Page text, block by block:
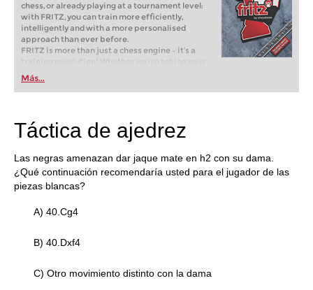
chess, or already playing at a tournament level:
with FRITZ, you can train more efficiently,
intelligently and with a more personalised
approach than ever before.
FRITZ is more than just a chess engine – it’s a
training revolution! Whether you’re taking your
first steps into the world of club chess, or already
playing at a tournament level: with FRITZ, you can
train more efficiently, intelligently and with a
Más...
Táctica de ajedrez
Las negras amenazan dar jaque mate en h2 con su dama.
¿Qué continuación recomendaría usted para el jugador de las
piezas blancas?
A) 40.Cg4
B) 40.Dxf4
C) Otro movimiento distinto con la dama